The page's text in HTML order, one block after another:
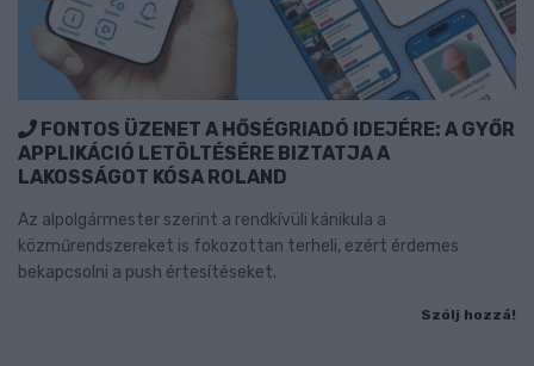
FONTOS ÜZENET A HŐSÉGRIADÓ IDEJÉRE: A GYŐR
APPLIKÁCIÓ LETÖLTÉSÉRE BIZTATJA A
LAKOSSÁGOT KÓSA ROLAND
Az alpolgármester szerint a rendkívüli kánikula a
közműrendszereket is fokozottan terheli, ezért érdemes
bekapcsolni a push értesítéseket.
Szólj hozzá!